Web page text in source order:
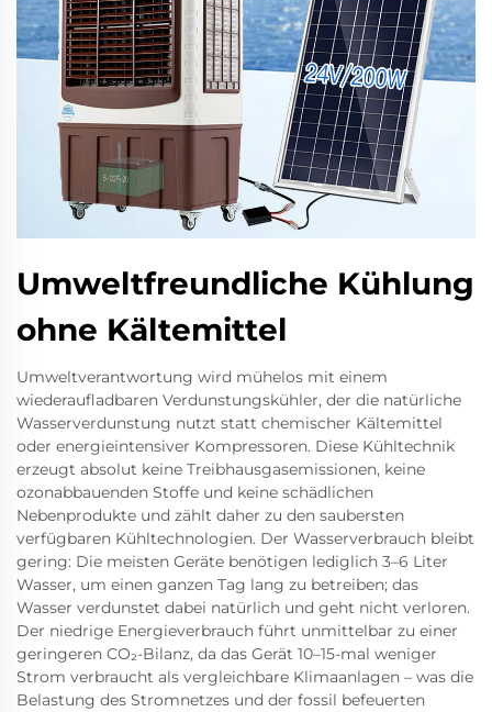
Umweltfreundliche Kühlung
ohne Kältemittel
Umweltverantwortung wird mühelos mit einem
wiederaufladbaren Verdunstungskühler, der die natürliche
Wasserverdunstung nutzt statt chemischer Kältemittel
oder energieintensiver Kompressoren. Diese Kühltechnik
erzeugt absolut keine Treibhausgasemissionen, keine
ozonabbauenden Stoffe und keine schädlichen
Nebenprodukte und zählt daher zu den saubersten
verfügbaren Kühltechnologien. Der Wasserverbrauch bleibt
gering: Die meisten Geräte benötigen lediglich 3–6 Liter
Wasser, um einen ganzen Tag lang zu betreiben; das
Wasser verdunstet dabei natürlich und geht nicht verloren.
Der niedrige Energieverbrauch führt unmittelbar zu einer
geringeren CO₂-Bilanz, da das Gerät 10–15-mal weniger
Strom verbraucht als vergleichbare Klimaanlagen – was die
Belastung des Stromnetzes und der fossil befeuerten